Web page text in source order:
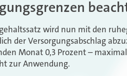
wird nun mit den
der Versorgungsabschlag
Monat 0,3 Prozent –
zur Anwendung.